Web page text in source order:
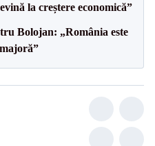
la creștere economică”
Bolojan: „România este